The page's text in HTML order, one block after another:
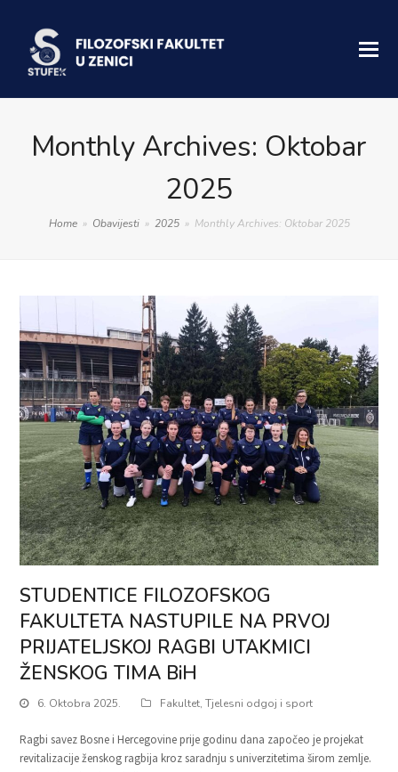
Monthly Archives: Oktobar
2025
Home » Obavijesti » 2025 » Monthly Archives: Oktobar 2025
STUDENTICE FILOZOFSKOG
FAKULTETA NASTUPILE NA PRVOJ
PRIJATELJSKOJ RAGBI UTAKMICI
ŽENSKOG TIMA BiH
6. Oktobra 2025. Fakultet,Tjelesni odgoj i sport
Ragbi savez Bosne i Hercegovine prije godinu dana započeo je projekat
revitalizacije ženskog ragbija kroz saradnju s univerzitetima širom zemlje.